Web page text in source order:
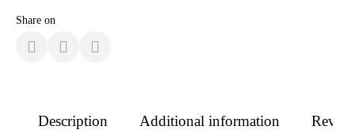
Share on
Description Additional information